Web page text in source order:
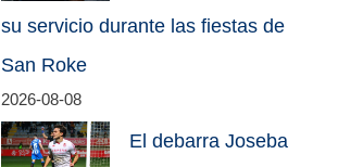
su servicio durante las fiestas de
San Roke
2026-08-08
El debarra Joseba